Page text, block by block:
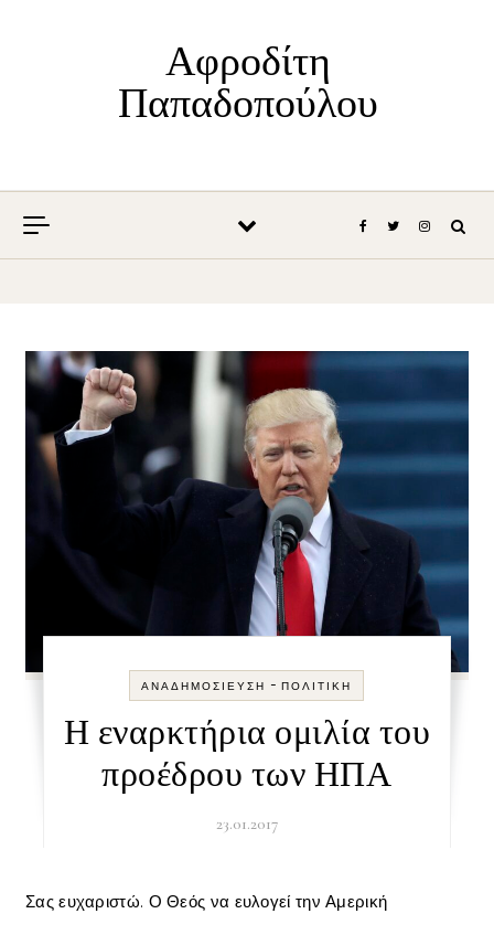
Αφροδίτη
Παπαδοπούλου
ΑΝΑΔΗΜΟΣΊΕΥΣΗ -ΠΟΛΙΤΙΚΉ
Η εναρκτήρια ομιλία του
προέδρου των ΗΠΑ
23.01.2017
Σας ευχαριστώ. Ο Θεός να ευλογεί την Αμερική